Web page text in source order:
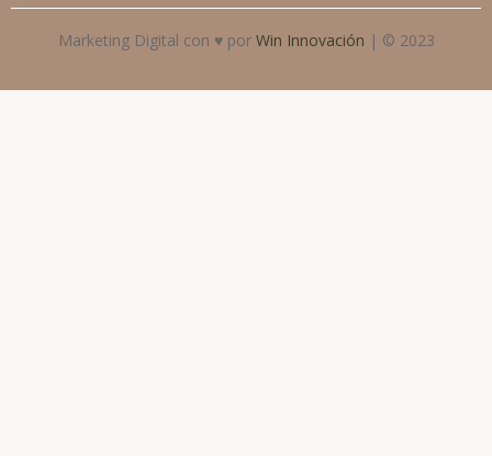
Marketing Digital con ♥ por Win Innovación | © 2023